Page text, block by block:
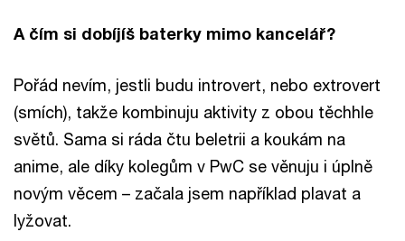
A čím si dobíjíš baterky mimo kancelář?
Pořád nevím, jestli budu introvert, nebo extrovert
(smích), takže kombinuju aktivity z obou těchhle
světů. Sama si ráda čtu beletrii a koukám na
anime, ale díky kolegům v PwC se věnuju i úplně
novým věcem – začala jsem například plavat a
lyžovat.